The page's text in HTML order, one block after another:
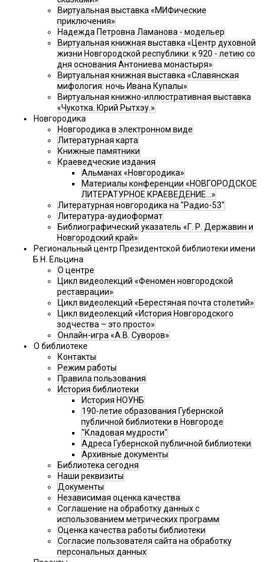
Виртуальная выставка «МИФические
приключения»
Надежда Петровна Ламанова - модельер
Виртуальная книжная выставка «Центр духовной
жизни Новгородской республики: к 920 - летию со
дня основания Антониева монастыря»
Виртуальная книжная выставка «Славянская
мифология: ночь Ивана Купалы»
Виртуальная книжно-иллюстративная выставка
«Чукотка. Юрий Рытхэу.»
Новгородика
Новгородика в электронном виде
Литературная карта
Книжные памятники
Краеведческие издания
Альманах «Новгородика»
Материалы конференции «НОВГОРОДСКОЕ
ЛИТЕРАТУРНОЕ КРАЕВЕДЕНИЕ...»
Литературная новгородика на "Радио-53"
Литература-аудиоформат
Библиографический указатель «Г. Р. Державин и
Новгородский край»
Региональный центр Президентской библиотеки имени
Б.Н. Ельцина
О центре
Цикл видеолекций «Феномен новгородской
реставрации»
Цикл видеолекций «Берестяная почта столетий»
Цикл видеолекций «История Новгородского
зодчества – это просто»
Онлайн-игра «А.В. Суворов»
О библиотеке
Контакты
Режим работы
Правила пользования
История библиотеки
История НОУНБ
190-летие образования Губернской
публичной библиотеки в Новгороде
"Кладовая мудрости"
Адреса Губернской публичной библиотеки
Архивные документы
Библиотека сегодня
Наши реквизиты
Документы
Независимая оценка качества
Соглашение на обработку данных с
использованием метрических программ
Оценка качества работы библиотеки
Согласие пользователя сайта на обработку
персональных данных